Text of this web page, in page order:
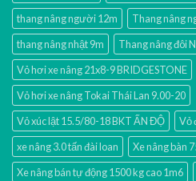
thang nâng người 12m
Thang nâng
thang nâng nhật 9m
Thang nâng đôi
Vỏ hơi xe nâng 21x8-9 BRIDGESTONE
Vỏ hơi xe nâng Tokai Thái Lan 9.00-20
Vỏ xúc lật 15.5/80-18 BKT ẤN ĐỘ
Vỏ
xe nâng 3.0 tấn đài loan
Xe nâng bàn
Xe nâng bán tự động 1500 kg cao 1m6